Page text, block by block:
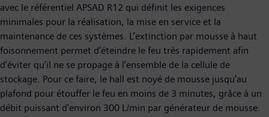
avec le référentiel APSAD R12 qui définit les exigences
minimales pour la réalisation, la mise en service et la
maintenance de ces systèmes. L’extinction par mousse à haut
foisonnement permet d’éteindre le feu très rapidement afin
d’éviter qu’il ne se propage à l’ensemble de la cellule de
stockage. Pour ce faire, le hall est noyé de mousse jusqu’au
plafond pour étouffer le feu en moins de 3 minutes, grâce à un
débit puissant d’environ 300 L/min par générateur de mousse.